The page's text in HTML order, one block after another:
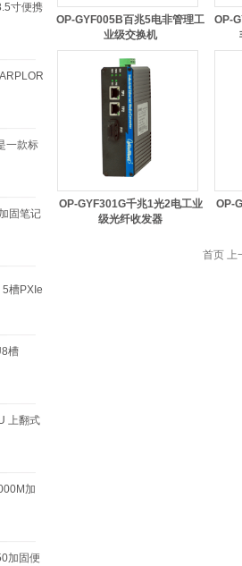
寸便携
一款标
固笔记
5槽PXIe
槽
上翻式
加
加固便
OP-GYF005B百兆5电非管理工
业级交换机
OP-
OP-GYF301G千兆1光2电工业
级光纤收发器
OP-
首页 上